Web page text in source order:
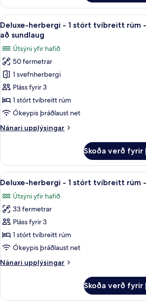
Deluxe
Seaview
King
Skoða
allar
myndir
fyrir
Deluxe-
herbergi
-
1
stórt
rúm
aðgengi
sundlaug
Deluxe-
10
Deluxe-herbergi - 1 stórt tvíbreitt rúm
að sundlaug
Útsýni yfir hafið
50 fermetrar
1 svefnherbergi
Pláss fyrir 3
1 stórt tvíbreitt rúm
Ókeypis þráðlaust net
Nánari upplýsingar
Nánari
herbergi
1
tvíbreitt
rúm
reyklaust
-
aðgengi
að
sundlaug
Skoða verð fyrir
Skoða
allar
myndir
fyrir
Deluxe-
herbergi
-
stórt
Deluxe-
8
Deluxe-herbergi - 1 stórt tvíbreitt rúm
Útsýni yfir hafið
33 fermetrar
Pláss fyrir 3
1 stórt tvíbreitt rúm
Ókeypis þráðlaust net
Nánari upplýsingar
Nánari
herbergi
Skoða verð fyrir